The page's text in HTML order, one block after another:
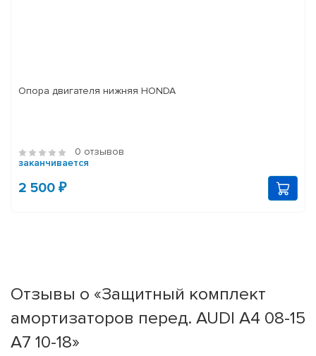
Опора двигателя нижняя HONDA
0 отзывов
заканчивается
2 500 ₽
Отзывы о «Защитный комплект
амортизаторов перед. AUDI A4 08-15
A7 10-18»